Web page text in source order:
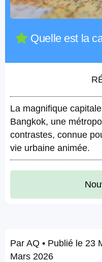
Quelle est la
La magnifique
Bangkok, une
contrastes, connue
vie urbaine animée.
Par AQ • Publié le 23
Mars 2026